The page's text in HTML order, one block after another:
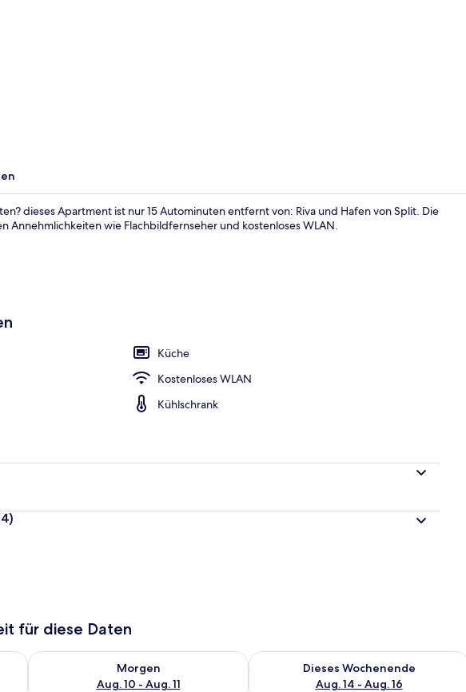
dieses Apartment ist nur 15 Autominuten entfernt von: Riva und Hafen von Split. Die
Annehmlichkeiten wie Flachbildfernseher und kostenloses WLAN.
Küche
Kostenloses WLAN
Kühlschrank
für diese Daten
Nacht, Aug. 9 - Aug. 10.
Morgen
Aug. 10 - Aug. 11
Überprüfe die Verfügbarkeit für morgen, Aug. 10 - Aug. 11.
Dieses Wochenende
Aug. 14 - Aug. 16
Überprüfe die Verfügbarkeit für